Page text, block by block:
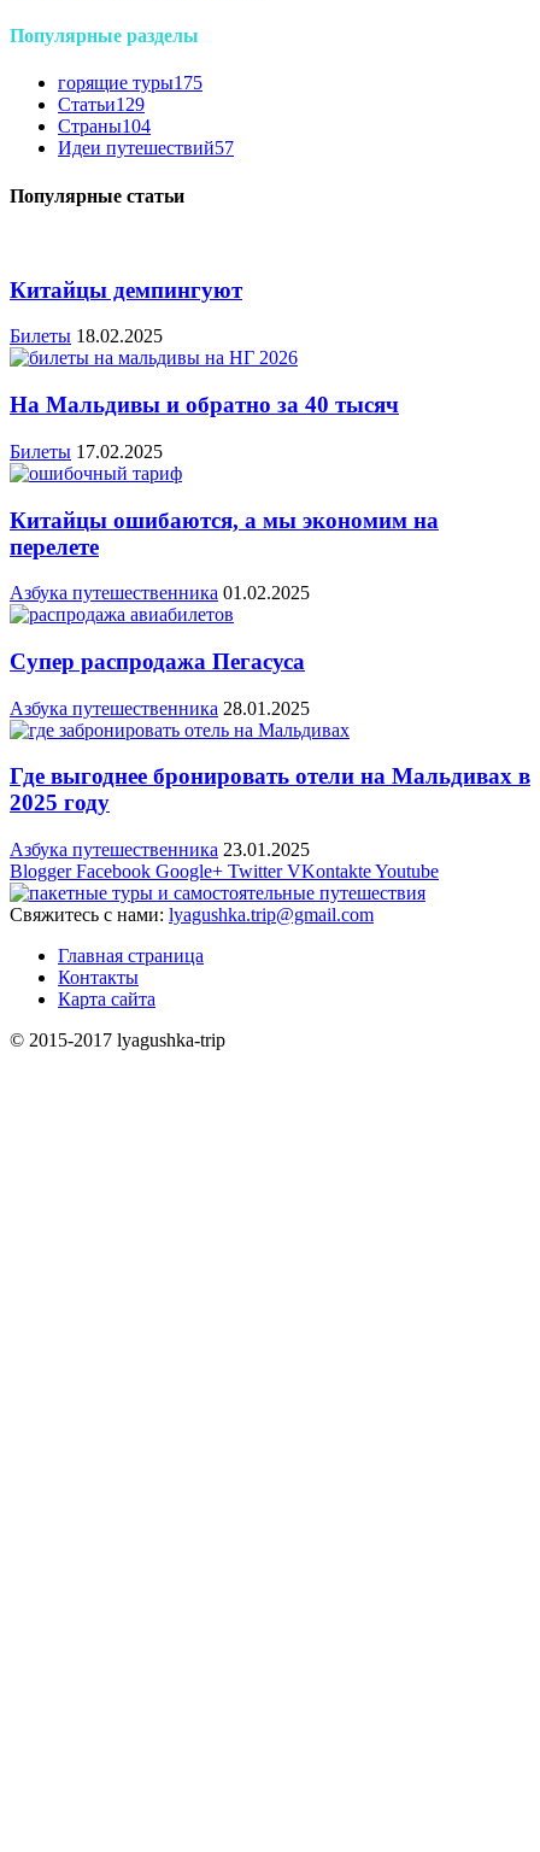
Популярные разделы
горящие туры175
Статьи129
Страны104
Идеи путешествий57
Популярные статьи
Китайцы демпингуют
Билеты 18.02.2025
На Мальдивы и обратно за 40 тысяч
Билеты 17.02.2025
Китайцы ошибаются, а мы экономим на
перелете
Азбука путешественника 01.02.2025
Супер распродажа Пегасуса
Азбука путешественника 28.01.2025
Где выгоднее бронировать отели на Мальдивах в
2025 году
Азбука путешественника 23.01.2025
Blogger Facebook Google+ Twitter VKontakteYoutube
Свяжитесь с нами: lyagushka.trip@gmail.com
Главная страница
Контакты
Карта сайта
© 2015-2017 lyagushka-trip